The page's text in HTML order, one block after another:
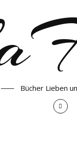
Bücher Lieben